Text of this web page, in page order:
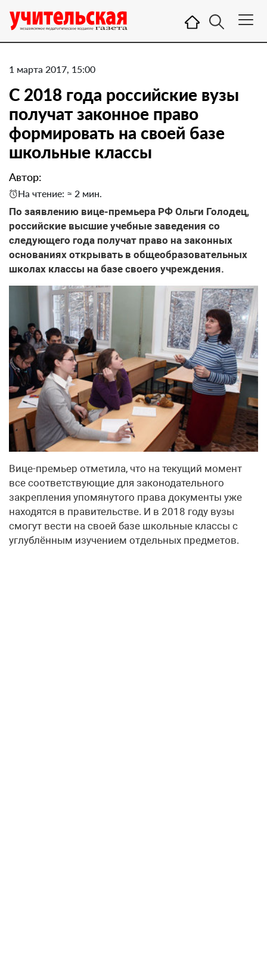
1 марта 2017, 15:00
C 2018 года российские вузы
получат законное право
формировать на своей базе
школьные классы
Автор:
На чтение: ≈ 2 мин.
По заявлению вице-премьера РФ Ольги Голодец,
российские высшие учебные заведения со
следующего года получат право на законных
основаниях открывать в общеобразовательных
школах классы на базе своего учреждения.
Вице-премьер отметила, что на текущий момент
все соответствующие для законодательного
закрепления упомянутого права документы уже
находятся в правительстве. И в 2018 году вузы
смогут вести на своей базе школьные классы с
углублённым изучением отдельных предметов.